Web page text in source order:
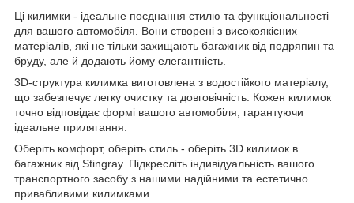
Ці килимки - ідеальне поєднання стилю та функціональності
для вашого автомобіля. Вони створені з високоякісних
матеріалів, які не тільки захищають багажник від подряпин та
бруду, але й додають йому елегантність.
3D-структура килимка виготовлена з водостійкого матеріалу,
що забезпечує легку очистку та довговічність. Кожен килимок
точно відповідає формі вашого автомобіля, гарантуючи
ідеальне прилягання.
Оберіть комфорт, оберіть стиль - оберіть 3D килимок в
багажник від Stingray. Підкресліть індивідуальність вашого
транспортного засобу з нашими надійними та естетично
привабливими килимками.